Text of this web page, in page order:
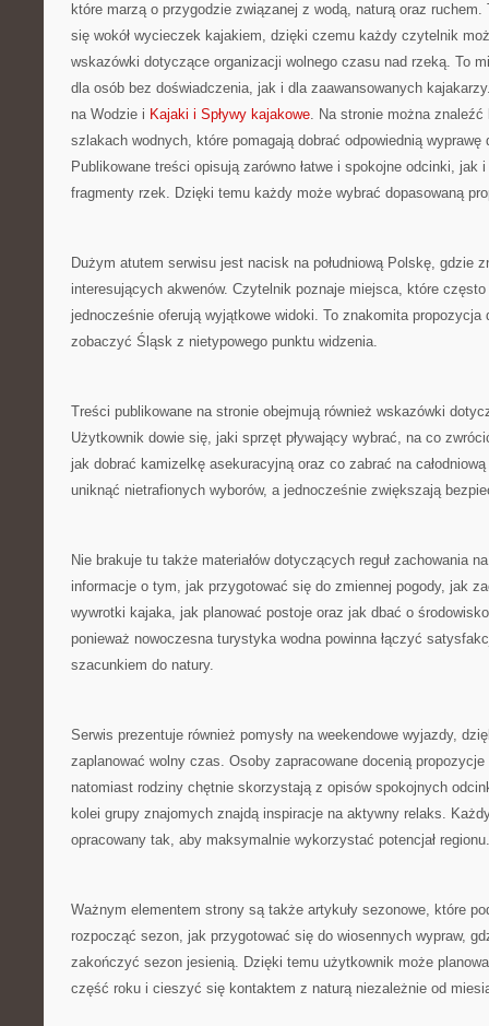
które marzą o przygodzie związanej z wodą, naturą oraz
się wokół wycieczek kajakiem, dzięki czemu każdy czytelnik
wskazówki dotyczące organizacji wolnego czasu nad rzeką. To
dla osób bez doświadczenia, jak i dla zaawansowanych
na Wodzie i Kajaki i Spływy kajakowe. Na stronie można
szlakach wodnych, które pomagają dobrać odpowiednią wyprawę
Publikowane treści opisują zarówno łatwe i spokojne odcinki, jak
fragmenty rzek. Dzięki temu każdy może wybrać dopasowaną
Dużym atutem serwisu jest nacisk na południową Polskę, gdzie
interesujących akwenów. Czytelnik poznaje miejsca, które
jednocześnie oferują wyjątkowe widoki. To znakomita propozycja
zobaczyć Śląsk z nietypowego punktu widzenia.
Treści publikowane na stronie obejmują również wskazówki
Użytkownik dowie się, jaki sprzęt pływający wybrać, na co
jak dobrać kamizelkę asekuracyjną oraz co zabrać na
uniknąć nietrafionych wyborów, a jednocześnie zwiększają
Nie brakuje tu także materiałów dotyczących reguł zachowania
informacje o tym, jak przygotować się do zmiennej pogody, jak
wywrotki kajaka, jak planować postoje oraz jak dbać o
ponieważ nowoczesna turystyka wodna powinna łączyć
szacunkiem do natury.
Serwis prezentuje również pomysły na weekendowe wyjazdy,
zaplanować wolny czas. Osoby zapracowane docenią
natomiast rodziny chętnie skorzystają z opisów spokojnych
kolei grupy znajomych znajdą inspiracje na aktywny relaks.
opracowany tak, aby maksymalnie wykorzystać potencjał regionu.
Ważnym elementem strony są także artykuły sezonowe, które
rozpocząć sezon, jak przygotować się do wiosennych wypraw,
zakończyć sezon jesienią. Dzięki temu użytkownik może
część roku i cieszyć się kontaktem z naturą niezależnie od